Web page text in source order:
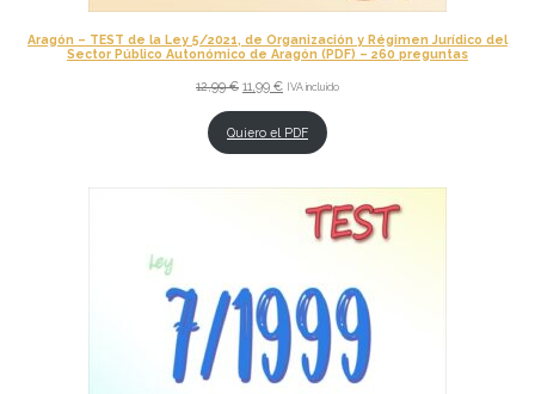
Aragón – TEST de la Ley 5/2021, de Organización y Régimen Jurídico del
Sector Público Autonómico de Aragón (PDF) – 260 preguntas
12,99€ El
original
11,99 €El
actual
IVA incluido
Quiero el PDF